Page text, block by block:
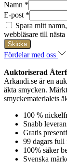
Namn *
E-post *
Spara mitt
webbläsare till
Fördelar med oss
Auktoriserad
Arkandi.se är en
äkta smycken.
smyckematerialets
100 %
Snabb
Gratis
99 dagars full
100% säker
Svenska